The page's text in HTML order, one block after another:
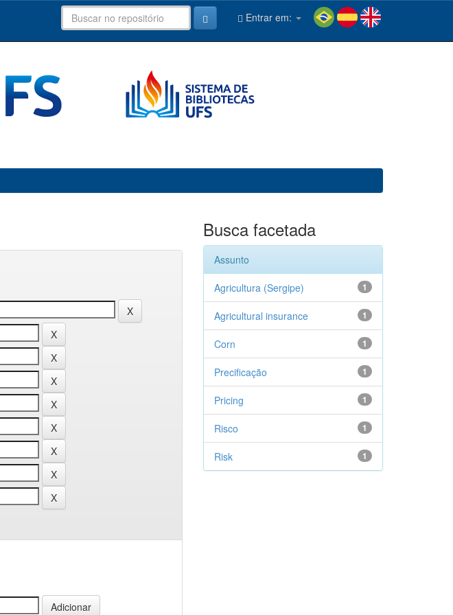
Entrar em:
Busca facetada
Assunto
1
Agricultura (Sergipe)
1
Agricultural insurance
1
Corn
1
Precificação
1
Pricing
1
Risco
1
Risk